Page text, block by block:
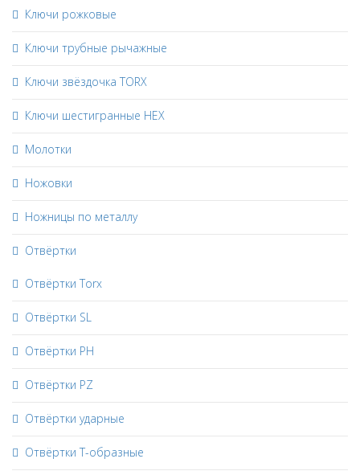
Ключи рожковые
Ключи трубные рычажные
Ключи звёздочка TORX
Ключи шестигранные HEX
Молотки
Ножовки
Ножницы по металлу
Отвёртки
Отвёртки Torx
Отвёртки SL
Отвёртки PH
Отвёртки PZ
Отвёртки ударные
Отвёртки Т-образные